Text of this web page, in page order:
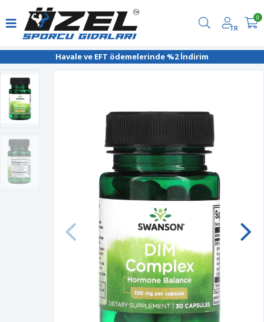
Havale ve EFT ödemelerinde %2 İndirim
TR
0